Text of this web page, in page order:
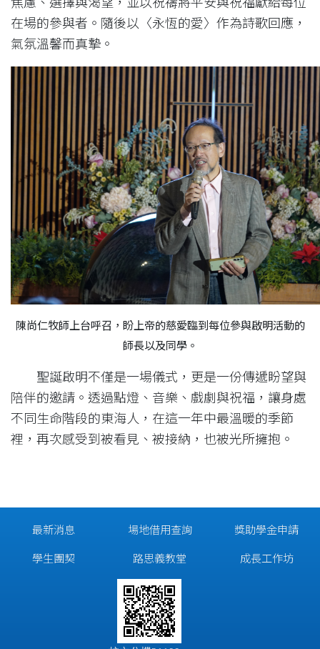
焦慮、選擇與渴望，並以祝禱將平安與祝福獻給每位
在場的參與者。隨後以〈永恆的愛〉作為詩歌回應，
氣氛溫馨而真摯。
陳尚仁牧師上台呼召，盼上帝的慈愛臨到每位參與啟明活動的
師長以及同學。
聖誕啟明不僅是一場儀式，更是一份傳遞盼望與
陪伴的邀請。透過點燈、音樂、戲劇與祝福，讓身處
不同生命階段的東海人，在這一年中最溫暖的季節
裡，再次感受到被看見、被接納，也被光所擁抱。
最新消息
學生團契
場地借用查詢
路思義教堂
獎助學金申請
成長工作坊